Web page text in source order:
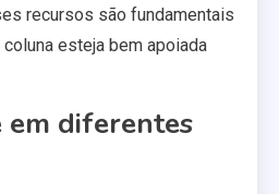
recursos são fundamentais
esteja bem apoiada
diferentes